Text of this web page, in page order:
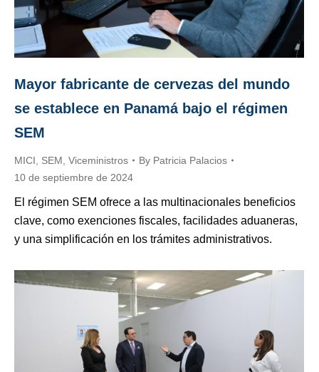
Mayor fabricante de cervezas del mundo
se establece en Panamá bajo el régimen
SEM
MICI SEM Viceministros By Patricia Palacios
10 de septiembre de 2024
El régimen SEM ofrece a las multinacionales beneficios
clave, como exenciones fiscales, facilidades aduaneras,
y una simplificación en los trámites administrativos.